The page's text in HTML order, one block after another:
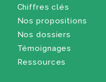
Chiffres clés
Nos propositions
Nos dossiers
Témoignages
Ressources